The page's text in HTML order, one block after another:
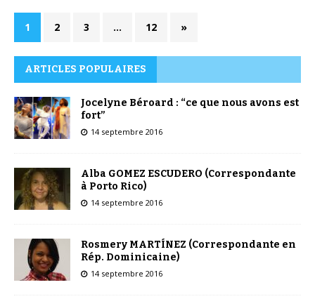
1 2 3 … 12 »
ARTICLES POPULAIRES
Jocelyne Béroard : “ce que nous avons est
fort”
14 septembre 2016
Alba GOMEZ ESCUDERO (Correspondante
à Porto Rico)
14 septembre 2016
Rosmery MARTÍNEZ (Correspondante en
Rép. Dominicaine)
14 septembre 2016